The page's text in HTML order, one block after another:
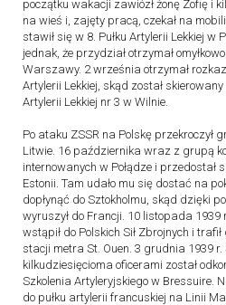
początku wakacji zawiózł żonę Zofię i
na wieś i, zajęty pracą, czekał na
stawił się w 8. Pułku Artylerii Lekkiej w
jednak, że przydział otrzymał
Warszawy. 2 września otrzymał
Artylerii Lekkiej, skąd został
Artylerii Lekkiej nr 3 w Wilnie.
Po ataku ZSSR na Polskę przekroczył
Litwie. 16 października wraz z grupą
internowanych w Połądze i przedostał
Estonii. Tam udało mu się dostać na
dopłynąć do Sztokholmu, skąd dzięki
wyruszył do Francji. 10 listopada 1939
wstąpił do Polskich Sił Zbrojnych i
stacji metra St. Ouen. 3 grudnia 1939
kilkudziesięcioma oficerami został
Szkolenia Artyleryjskiego w Bressuire.
do pułku artylerii francuskiej na Linii